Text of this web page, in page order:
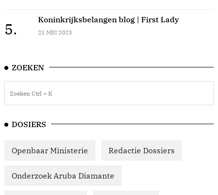
5.
Koninkrijksbelangen blog | First Lady
21 MEI 2023
ZOEKEN
DOSIERS
Openbaar Ministerie Redactie Dossiers
Onderzoek Aruba Diamante